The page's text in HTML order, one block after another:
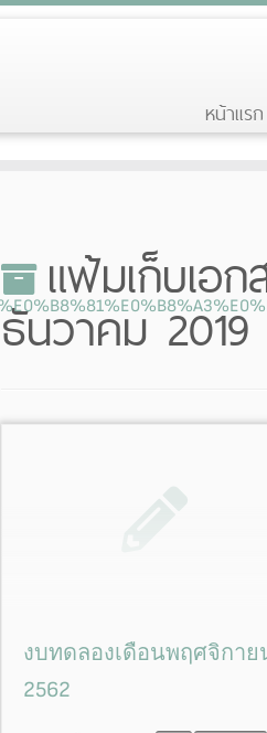
หน้าแรก
แฟ้มเก็บเอก
ธันวาคม 2019
งบทดลองเดือนพฤศจิกาย
2562